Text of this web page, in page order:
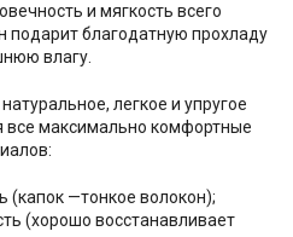
и мягкость всего
подарит благодатную прохладу
влагу.
легкое и упругое
все максимально комфортные
(капок —тонкое волокон);
(хорошо восстанавливает